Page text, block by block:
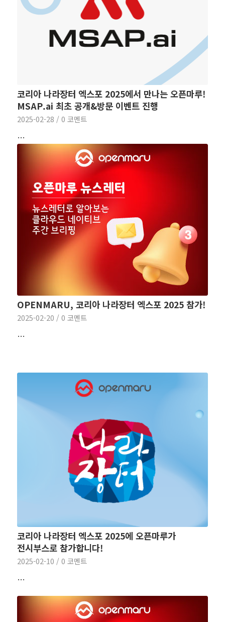
코리아 나라장터 엑스포 2025에서 만나는 오픈마루!
MSAP.ai 최초 공개&방문 이벤트 진행
2025-02-28 / 0 코멘트
…
OPENMARU, 코리아 나라장터 엑스포 2025 참가!
2025-02-20 / 0 코멘트
…
코리아 나라장터 엑스포 2025에 오픈마루가
전시부스로 참가합니다!
2025-02-10 / 0 코멘트
…